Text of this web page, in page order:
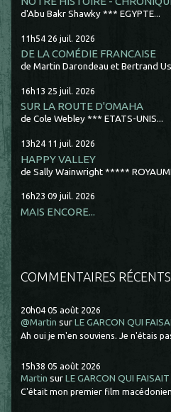
d'Abu Bakr Shawky *** EGYPTE...
11h54 26 juil. 2026
DE LA COMÉDIE FRANCAISE
de Martin Darondeau et Bertrand
16h13 25 juil. 2026
SUR LA ROUTE D'OMAHA
de Cole Webley *** ETATS-UNIS...
13h24 11 juil. 2026
HAPPY VALLEY
de Sally Wainwright *****
16h23 09 juil. 2026
MAIS ENCORE...
COMMENTAIRES RÉCENTS
20h04 05 août 2026
@Martin surLE GARCON QUI
Ah oui je m'en souviens. Je n'étais
15h38 05 août 2026
Martin surLE GARCON QUI
C'était mon premier film macédonien